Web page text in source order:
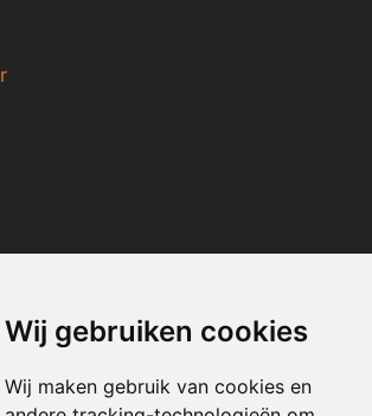
Wij gebruiken cookies
Wij maken gebruik van cookies en